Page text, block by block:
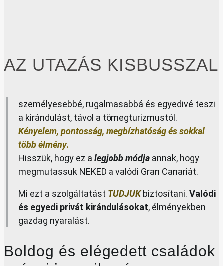
AZ UTAZÁS KISBUSSZAL
személyesebbé, rugalmasabbá és egyedivé teszi
a kirándulást, távol a tömegturizmustól.
Kényelem, pontosság, megbízhatóság és sokkal
több élmény.
Hisszük, hogy ez a legjobb módja annak, hogy
megmutassuk NEKED a valódi Gran Canariát.
Mi ezt a szolgáltatást TUDJUKbiztosítani. Valódi
és egyedi privát kirándulásokat, élményekben
gazdag nyaralást.
Boldog és elégedett családok